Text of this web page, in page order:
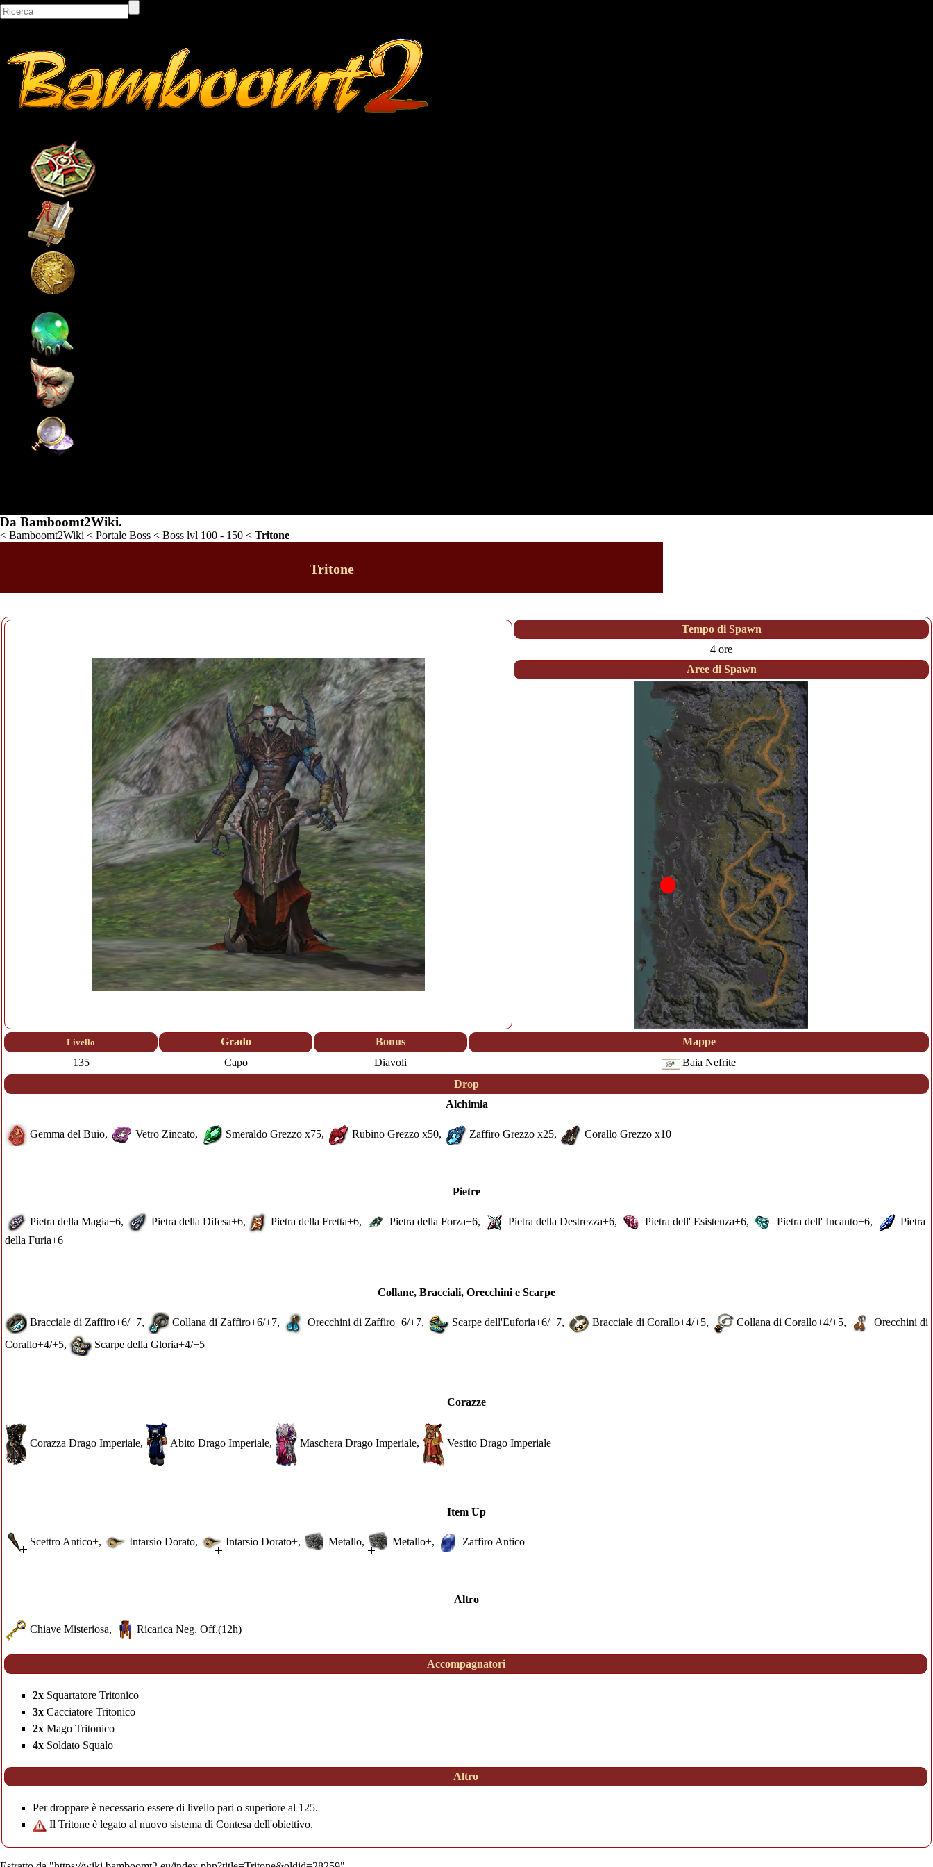
Da Bamboomt2Wiki.
< Bamboomt2Wiki < Portale Boss < Boss lvl 100 - 150 < Tritone
Tritone
Tempo di Spawn
4 ore
Aree di Spawn
Livello Grado Bonus
Mappe
135
Capo Diavoli
Baia Nefrite
Drop
Alchimia
Gemma del Buio, Vetro Zincato, Smeraldo Grezzo x75, Rubino Grezzo x50, Zaffiro Grezzo x25, Corallo Grezzo x10
Pietre
Pietra della Magia+6, Pietra della Difesa+6, Pietra della Fretta+6, Pietra della Forza+6, Pietra della Destrezza+6, Pietra dell' Esistenza+6, Pietra dell' Incanto+6,
Pietra
della Furia+6
Collane, Bracciali, Orecchini e Scarpe
Bracciale di Zaffiro+6/+7, Collana di Zaffiro+6/+7, Orecchini di Zaffiro+6/+7, Scarpe dell'Euforia+6/+7, Bracciale di Corallo+4/+5, Collana di Corallo+4/+5,
Orecchini di
Corallo+4/+5, Scarpe della Gloria+4/+5
Corazze
Corazza Drago Imperiale, Abito Drago Imperiale, Maschera Drago Imperiale, Vestito Drago Imperiale
Item Up
Scettro Antico+, Intarsio Dorato, Intarsio Dorato+, Metallo, Metallo+, Zaffiro Antico
Altro
Chiave Misteriosa, Ricarica Neg. Off.(12h)
Accompagnatori
2x Squartatore Tritonico
3x Cacciatore Tritonico
2x Mago Tritonico
4x Soldato Squalo
Altro
Per droppare è necessario essere di livello pari o superiore al 125.
Il Tritone è legato al nuovo sistema di Contesa dell'obiettivo.